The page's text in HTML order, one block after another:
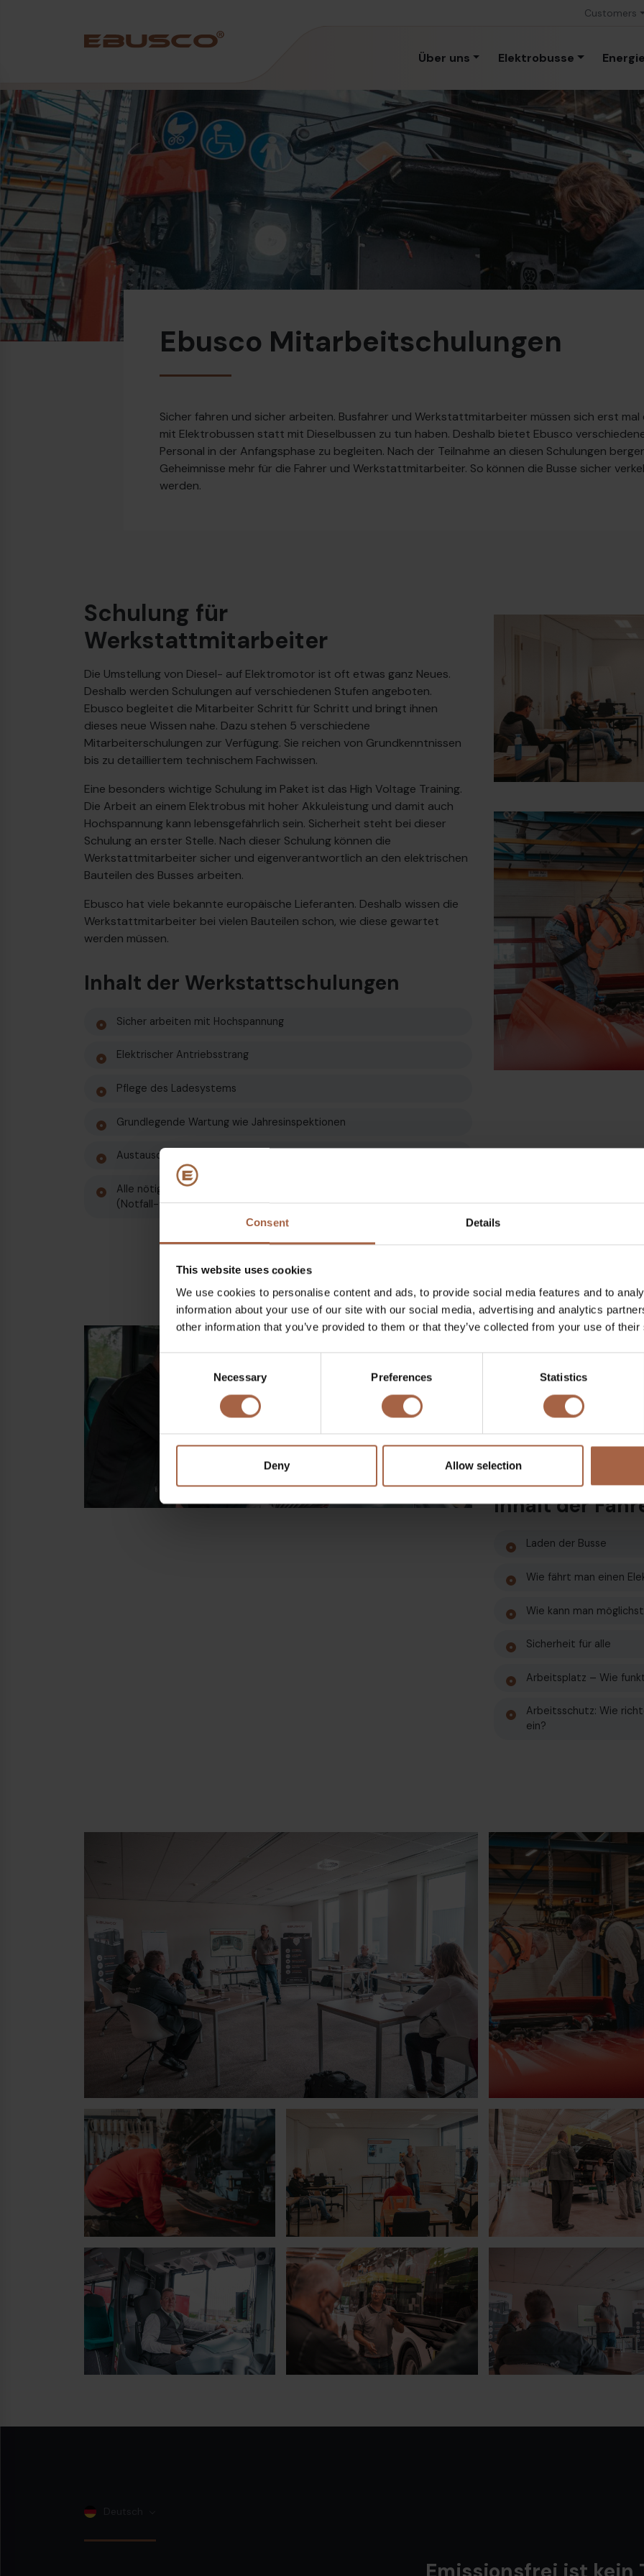
Consent Details
This website uses cookies
We use cookies to personalise content and ads, to provide social media features and to
information about your use of our site with our social media, advertising and analytics
other information that you’ve provided to them or that they’ve collected from your use of
Necessary Preferences Statistics
Deny Allow selection
Customers
Über uns Elektrobusse
Back (Über uns)
Unternehmensprofil
Vision und Werte
Nachhaltigkeit
Firmengeschichte
Auszeichnungen und Zertifizierungen
Team
Ebusco Mitarbeitschulungen
Sicher fahren und sicher arbeiten. Busfahrer und Werkstattmitarbeiter müssen sich erst mal
mit Elektrobussen statt mit Dieselbussen zu tun haben. Deshalb bietet Ebusco
Personal in der Anfangsphase zu begleiten. Nach der Teilnahme an diesen Schulungen
Geheimnisse mehr für die Fahrer und Werkstattmitarbeiter. So können die Busse sicher
werden.
Schulung für
Werkstattmitarbeiter
Die Umstellung von Diesel- auf Elektromotor ist oft etwas ganz Neues.
Deshalb werden Schulungen auf verschiedenen Stufen angeboten.
Ebusco begleitet die Mitarbeiter Schritt für Schritt und bringt ihnen
dieses neue Wissen nahe. Dazu stehen 5 verschiedene
Mitarbeiterschulungen zur Verfügung. Sie reichen von Grundkenntnissen
bis zu detailliertem technischem Fachwissen.
Eine besonders wichtige Schulung im Paket ist das High Voltage Training.
Die Arbeit an einem Elektrobus mit hoher Akkuleistung und damit auch
Hochspannung kann lebensgefährlich sein. Sicherheit steht bei dieser
Schulung an erster Stelle. Nach dieser Schulung können die
Werkstattmitarbeiter sicher und eigenverantwortlich an den elektrischen
Bauteilen des Busses arbeiten.
Ebusco hat viele bekannte europäische Lieferanten. Deshalb wissen die
Werkstattmitarbeiter bei vielen Bauteilen schon, wie diese gewartet
werden müssen.
Inhalt der Werkstattschulungen
Sicher arbeiten mit Hochspannung
Elektrischer Antriebsstrang
Pflege des Ladesystems
Grundlegende Wartung wie Jahresinspektionen
Austausch von Ersatzteilen
Alle nötigen Kenntnisse für die Ausführung laufender
(Notfall-)Interventionen
Schulung für
Sicher unterwegs. Manche
Elektrobus zu fahren.
Begleitung erfahrener
die Mitarbeiter, wie einfach
sich die Busfahrer
und die Sicherheit der
garantieren.
Inhalt der
Laden der Busse
Wie fährt man einen
Wie kann man
Sicherheit für alle
Arbeitsplatz – Wie
Arbeitsschutz: Wie
ein?